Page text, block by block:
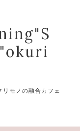
モノの融合カフェ